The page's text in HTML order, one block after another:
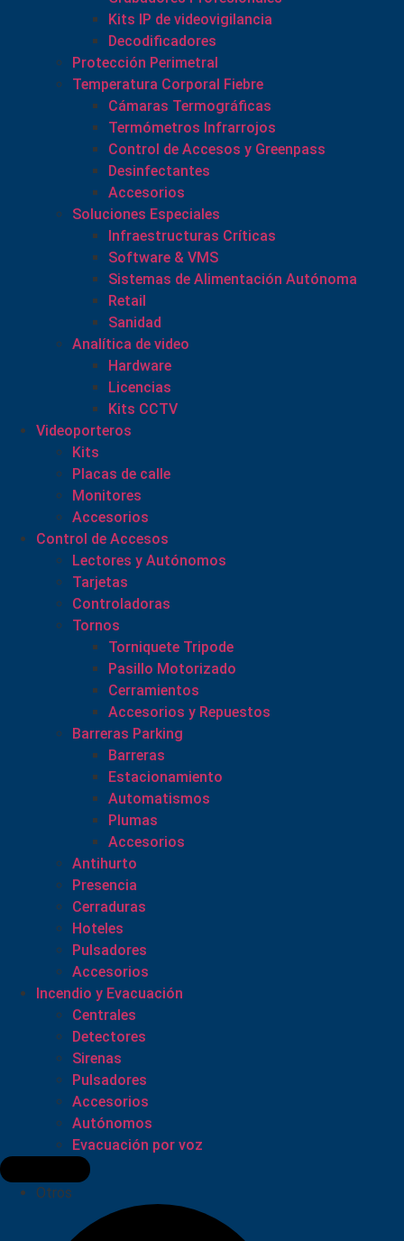
Kits IP de videovigilancia
Decodificadores
Protección Perimetral
Temperatura Corporal Fiebre
Cámaras Termográficas
Termómetros Infrarrojos
Control de Accesos y Greenpass
Desinfectantes
Accesorios
Soluciones Especiales
Infraestructuras Críticas
Software & VMS
Sistemas de Alimentación Autónoma
Retail
Sanidad
Analítica de video
Hardware
Licencias
Kits CCTV
Videoporteros
Kits
Placas de calle
Monitores
Accesorios
Control de Accesos
Lectores y Autónomos
Tarjetas
Controladoras
Tornos
Torniquete Tripode
Pasillo Motorizado
Cerramientos
Accesorios y Repuestos
Barreras Parking
Barreras
Estacionamiento
Automatismos
Plumas
Accesorios
Antihurto
Presencia
Cerraduras
Hoteles
Pulsadores
Accesorios
Incendio y Evacuación
Centrales
Detectores
Sirenas
Pulsadores
Accesorios
Autónomos
Evacuación por voz
Otros